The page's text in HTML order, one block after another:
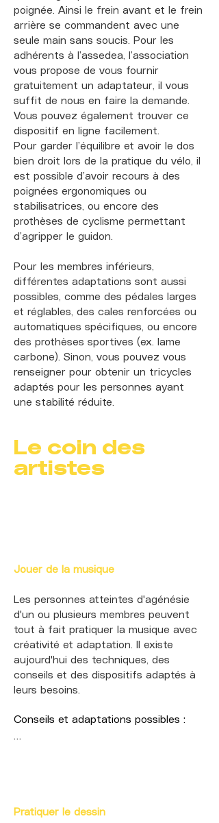
poignée. Ainsi le frein avant et le frein
arrière se commandent avec une
seule main sans soucis. Pour les
adhérents à l’assedea, l’association
vous propose de vous fournir
gratuitement un adaptateur, il vous
suffit de nous en faire la demande.
Vous pouvez également trouver ce
dispositif en ligne facilement.
Pour garder l’équilibre et avoir le dos
bien droit lors de la pratique du vélo, il
est possible d’avoir recours à des
poignées ergonomiques ou
stabilisatrices, ou encore des
prothèses de cyclisme permettant
d’agripper le guidon.
Pour les membres inférieurs,
différentes adaptations sont aussi
possibles, comme des pédales larges
et réglables, des cales renforcées ou
automatiques spécifiques, ou encore
des prothèses sportives (ex. lame
carbone). Sinon, vous pouvez vous
renseigner pour obtenir un tricycles
adaptés pour les personnes ayant
une stabilité réduite.
Le coin des
artistes
Jouer de la musique
Les personnes atteintes d'agénésie
d'un ou plusieurs membres peuvent
tout à fait pratiquer la musique avec
créativité et adaptation. Il existe
aujourd'hui des techniques, des
conseils et des dispositifs adaptés à
leurs besoins.​​
Conseils et adaptations possibles :
Pratiquer le dessin